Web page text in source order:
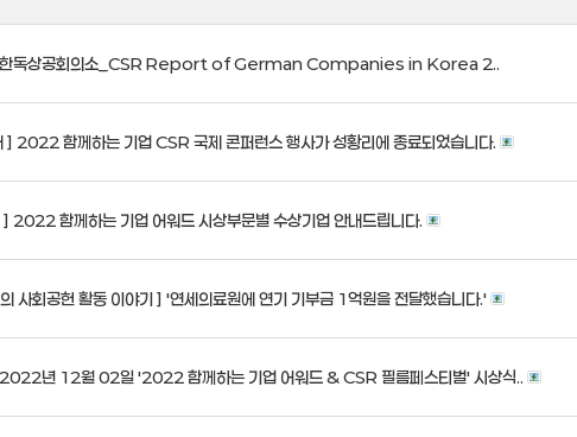
] 한독상공회의소_CSR Report of German Companies in Korea 2..
] 2022 함께하는 기업 CSR 국제 콘퍼런스 행사가 성황리에 종료되었습니다.
] 2022 함께하는 기업 어워드 시상부문별 수상기업 안내드립니다.
사회공헌 활동 이야기 ] '연세의료원에 연기 기부금 1억원을 전달했습니다.'
년 12월 02일 '2022 함께하는 기업 어워드 & CSR 필름페스티벌' 시상식..